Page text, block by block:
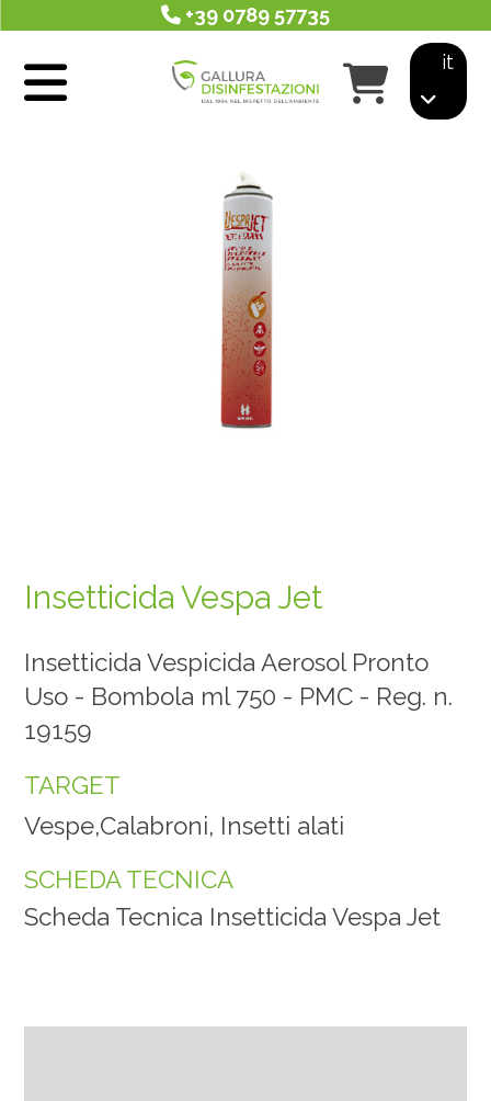
+39 0789 57735
it
Insetticida Vespa Jet
Insetticida Vespicida Aerosol Pronto
Uso - Bombola ml 750 - PMC - Reg. n.
19159
TARGET
Vespe,Calabroni, Insetti alati
SCHEDA TECNICA
Scheda Tecnica Insetticida Vespa Jet